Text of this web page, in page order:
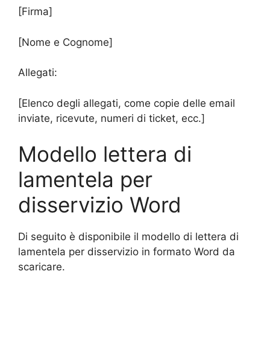
[Firma]
[Nome e Cognome]
Allegati:
[Elenco degli allegati, come copie delle email
inviate, ricevute, numeri di ticket, ecc.]
Modello lettera di
lamentela per
disservizio Word
Di seguito è disponibile il modello di lettera di
lamentela per disservizio in formato Word da
scaricare.